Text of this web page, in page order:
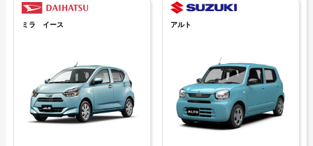
ミラ イース アルト